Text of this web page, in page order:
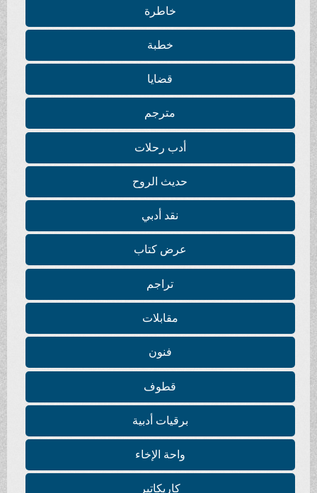
خاطرة
خطبة
قضايا
مترجم
أدب رحلات
حديث الروح
نقد أدبي
عرض كتاب
تراجم
مقابلات
فنون
قطوف
برقيات أدبية
واحة الإخاء
كاريكاتير